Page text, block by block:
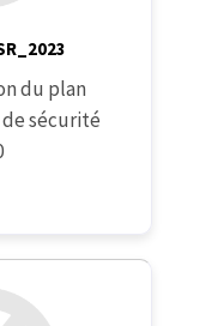
du plan
sécurité